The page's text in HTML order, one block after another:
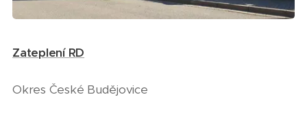
Zateplení RD
Okres České Budějovice